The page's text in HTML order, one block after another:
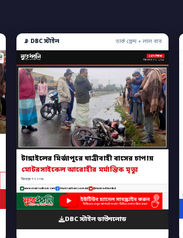
📡 DBC স্টাইল ডার্ক ফ্রেম + লাল বার
২৪/৭ নিউজ
ডিসেম্বর ৩০, ২০২৫
টাঙ্গাইলের মির্জাপুরে যাত্রীবাহী বাসের চাপায়
মোটরসাইকেল আরোহীর মর্মান্তিক মৃত্যু
ডিসেম্বর ৩০, ২০২৫
www.muktodhoni.com /muktodhoni.com.bd @muktodhonibd
DBC স্টাইল ডাউনলোড